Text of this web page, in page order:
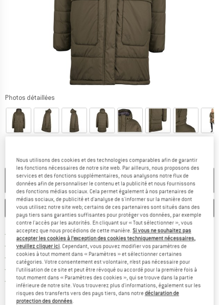
Photos détaillées
PLUS DISPONIBLE
ENREGISTRER COMPARER
Livraison gratuite dès 69 € (FR)Trouve les infos sur la
Droit de retour de 100 joursTrouve les informations de
> 4 000 000 clients satisfaits
Tous les articles disponibles
Protection des acheteurs de Trusted ShopsTrouve toutes les
Nous utilisons des cookies et des technologies comparables afin de garantir
les fonctions nécessaires de notre site web. Par ailleurs, nous proposons des
services et des fonctions supplémentaires, nous analysons notre flux de
données afin de personnaliser le contenu et la publicité et nous fournissons
des fonctions médias sociaux. Cela permet également à nos partenaires de
médias sociaux, de publicité et d'analyse de s'informer sur la manière dont
vous utilisez notre site web; certains de ces partenaires sont situés dans des
pays tiers sans garanties suffisantes pour protéger vos données, par exemple
contre l'accès par les autorités. En cliquant sur « Tout sélectionner », vous
acceptez que nous procédions de cette manière.Si vous ne souhaitez pas
accepter les cookies à l’exception des cookies techniquement nécessaires,
veuillez cliquer ici. Cependant, vous pouvez modifier vos paramètres de
cookies à tout moment dans « Paramètres » et sélectionner certaines
catégories. Votre consentement est volontaire, n’est pas nécessaire pour
l’utilisation de ce site et peut être révoqué ou accordé pour la première fois à
tout moment dans « Paramètres des cookies », qui se trouve dans la partie
inférieure de notre site. Vous trouverez plus d'informations, également sur les
risques des transferts vers des pays tiers, dans notredéclaration de
protection des données.